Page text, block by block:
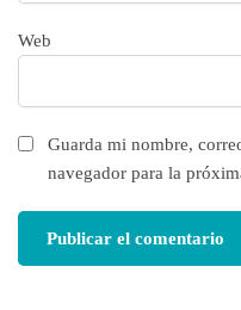
Web
Guarda mi nombre,
navegador para la